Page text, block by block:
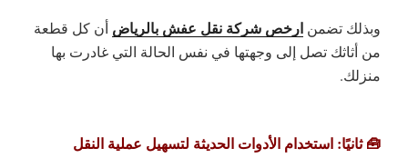
وبذلك تضمن ارخص شركة نقل عفش بالرياض أن كل قطعة
من أثاثك تصل إلى وجهتها في نفس الحالة التي غادرت بها
منزلك.
🧰 ثانيًا: استخدام الأدوات الحديثة لتسهيل عملية النقل